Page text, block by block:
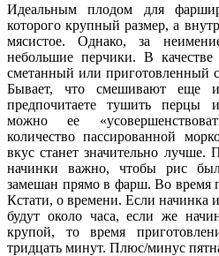
Идеальным плодом для
которого крупный размер, а
мясистое. Однако, за
небольшие перчики. В качестве
сметанный или приготовленный
Бывает, что смешивают
предпочитаете тушить перцы
можно ее
количество пассированной
вкус станет значительно лучше.
начинки важно, чтобы рис
замешан прямо в фарш. Во время
Кстати, о времени. Если начинка
будут около часа, если же
крупой, то время
тридцать минут. Плюс/минус